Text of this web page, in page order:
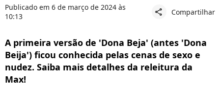
Publicado em 6 de março de 2024 às
10:13
share Compartilhar
A primeira versão de 'Dona Beja' (antes 'Dona
Beija') ficou conhecida pelas cenas de sexo e
nudez. Saiba mais detalhes da releitura da
Max!